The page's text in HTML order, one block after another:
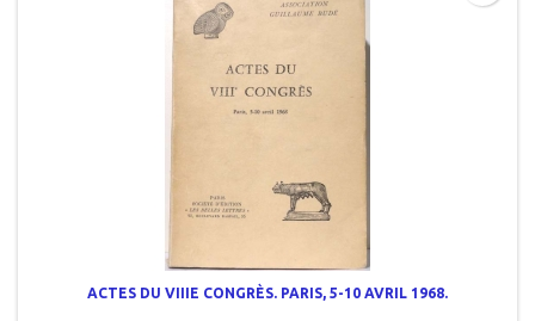
ACTES DU VIIIE CONGRÈS. PARIS, 5-10 AVRIL 1968.